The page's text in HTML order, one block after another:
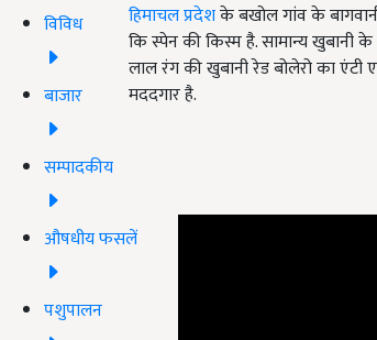
विविध
बाजार
सम्पादकीय
औषधीय फसलें
पशुपालन
हिमाचल प्रदेशके बखोल गांव के
कि स्पेन की किस्म है. सामान्य
लाल रंग की खुबानी रेड बोलेरो का
मददगार है.